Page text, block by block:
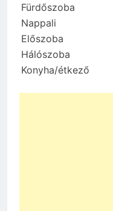
Fürdőszoba
Nappali
Előszoba
Hálószoba
Konyha/étkező